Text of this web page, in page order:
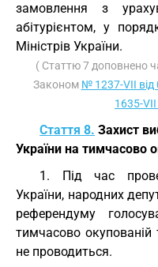
замовлення з
абітурієнтом, у
Міністрів України.
( Статтю 7 доповнено
Законом № 1237-VII від
1635-
Стаття 8. Захист
України на тимчасово
1. Під час
України, народних
референдуму
тимчасово окупованій
не проводиться.